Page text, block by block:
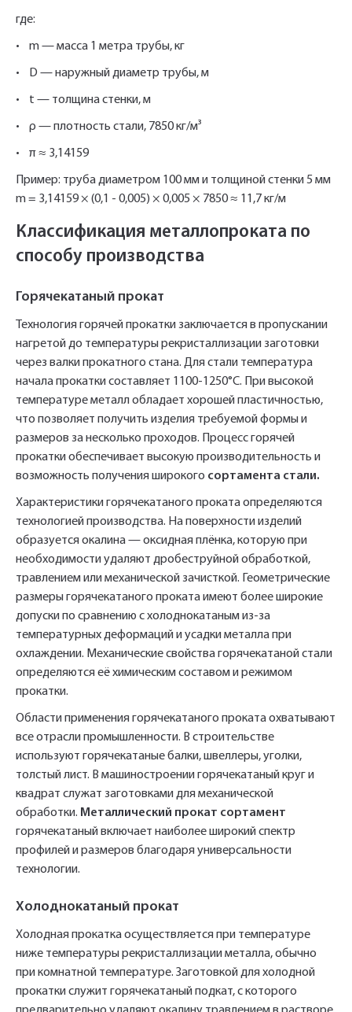
где:
• m — масса 1 метра трубы, кг
• D — наружный диаметр трубы, м
• t — толщина стенки, м
• ρ — плотность стали, 7850 кг/м³
• π ≈ 3,14159
Пример: труба диаметром 100 мм и толщиной стенки 5 мм
m = 3,14159 × (0,1 - 0,005) × 0,005 × 7850 ≈ 11,7 кг/м
Классификация металлопроката по
способу производства
Горячекатаный прокат
Технология горячей прокатки заключается в пропускании
нагретой до температуры рекристаллизации заготовки
через валки прокатного стана. Для стали температура
начала прокатки составляет 1100-1250°C. При высокой
температуре металл обладает хорошей пластичностью,
что позволяет получить изделия требуемой формы и
размеров за несколько проходов. Процесс горячей
прокатки обеспечивает высокую производительность и
возможность получения широкого сортамента стали.
Характеристики горячекатаного проката определяются
технологией производства. На поверхности изделий
образуется окалина — оксидная плёнка, которую при
необходимости удаляют дробеструйной обработкой,
травлением или механической зачисткой. Геометрические
размеры горячекатаного проката имеют более широкие
допуски по сравнению с холоднокатаным из-за
температурных деформаций и усадки металла при
охлаждении. Механические свойства горячекатаной стали
определяются её химическим составом и режимом
прокатки.
Области применения горячекатаного проката охватывают
все отрасли промышленности. В строительстве
используют горячекатаные балки, швеллеры, уголки,
толстый лист. В машиностроении горячекатаный круг и
квадрат служат заготовками для механической
обработки. Металлический прокат сортамент
горячекатаный включает наиболее широкий спектр
профилей и размеров благодаря универсальности
технологии.
Холоднокатаный прокат
Холодная прокатка осуществляется при температуре
ниже температуры рекристаллизации металла, обычно
при комнатной температуре. Заготовкой для холодной
прокатки служит горячекатаный подкат, с которого